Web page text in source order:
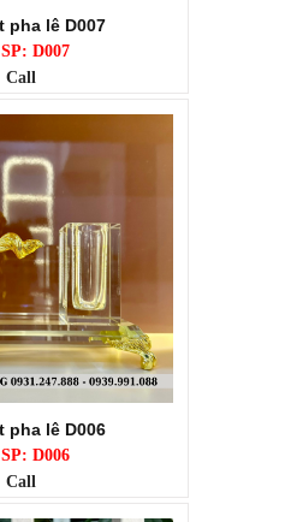
pha lê D007
D007
Call
pha lê D006
D006
Call